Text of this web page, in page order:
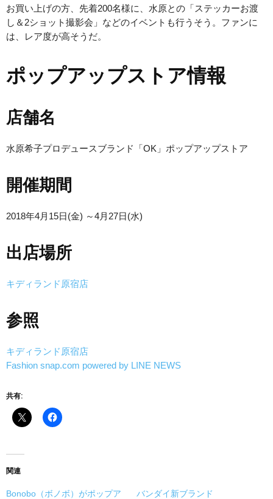
お買い上げの方、先着200名様に、水原との「ステッカーお渡
し＆2ショット撮影会」などのイベントも行うそう。ファンに
は、レア度が高そうだ。
ポップアップストア情報
店舗名
水原希子プロデュースブランド「OK」ポップアップストア
開催期間
2018年4月15日(金) ～4月27日(水)
出店場所
キディランド原宿店
参照
キディランド原宿店
Fashion snap.com powered by LINE NEWS
共有:
関連
Bonobo（ボノボ）がポップア
バンダイ新ブランド